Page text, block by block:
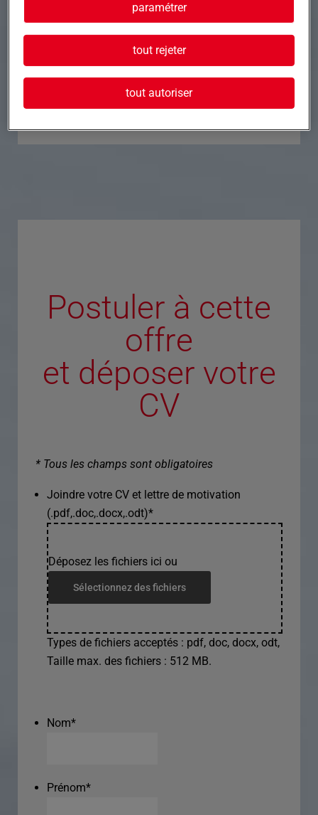
Postuler à cette offre
Postuler à cette
offre
et déposer votre
CV
* Tous les champs sont obligatoires
Joindre votre CV et lettre de motivation
(.pdf,.doc,.docx,.odt)*
Déposez les fichiers ici ou
Sélectionnez des fichiers
Types de fichiers acceptés : pdf, doc, docx, odt,
Taille max. des fichiers : 512 MB.
Nom*
Prénom*
paramétrer
tout rejeter
tout autoriser